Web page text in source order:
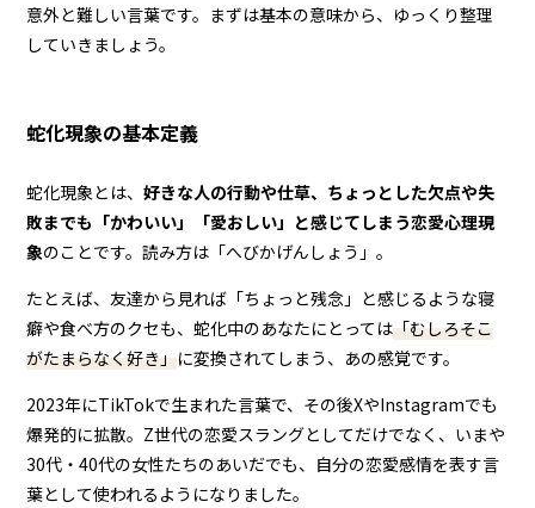
意外と難しい言葉です。まずは基本の意味から、ゆっくり整理
していきましょう。
蛇化現象の基本定義
蛇化現象とは、好きな人の行動や仕草、ちょっとした欠点や失
敗までも「かわいい」「愛おしい」と感じてしまう恋愛心理現
象のことです。読み方は「へびかげんしょう」。
たとえば、友達から見れば「ちょっと残念」と感じるような寝
癖や食べ方のクセも、蛇化中のあなたにとっては「むしろそこ
がたまらなく好き」に変換されてしまう、あの感覚です。
2023年にTikTokで生まれた言葉で、その後XやInstagramでも
爆発的に拡散。Z世代の恋愛スラングとしてだけでなく、いまや
30代・40代の女性たちのあいだでも、自分の恋愛感情を表す言
葉として使われるようになりました。